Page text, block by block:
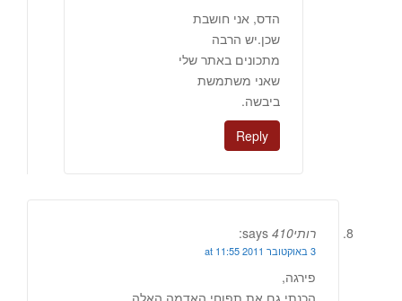
הדס, אני חושבת
שכן.יש הרבה
מתכונים באתר שלי
שאני משתמשת
ביבשה.
Reply
רותי410 says:
3 באוקטובר 2011 at 11:55
פירגה,
הכנתי גם את תפוחי האדמה האלה